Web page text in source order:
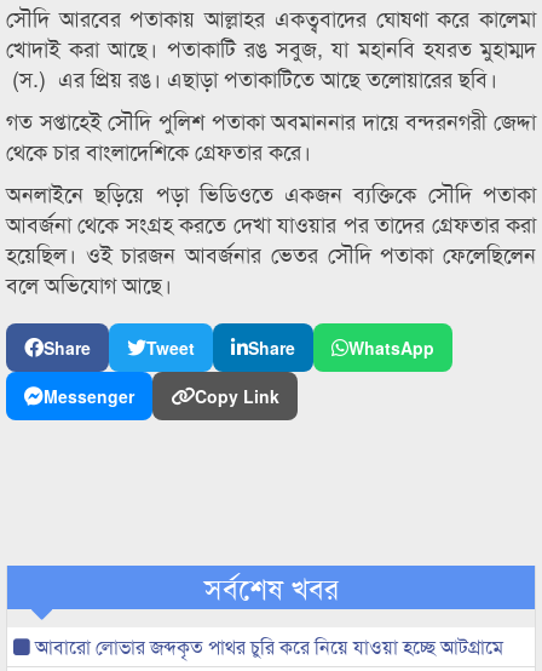
সৌদি আরবের পতাকায় আল্লাহর একত্ববাদের ঘোষণা করে কালেমা
খোদাই করা আছে। পতাকাটি রঙ সবুজ, যা মহানবি হযরত মুহাম্মদ
(স.) এর প্রিয় রঙ। এছাড়া পতাকাটিতে আছে তলোয়ারের ছবি।
গত সপ্তাহেই সৌদি পুলিশ পতাকা অবমাননার দায়ে বন্দরনগরী জেদ্দা
থেকে চার বাংলাদেশিকে গ্রেফতার করে।
অনলাইনে ছড়িয়ে পড়া ভিডিওতে একজন ব্যক্তিকে সৌদি পতাকা
আবর্জনা থেকে সংগ্রহ করতে দেখা যাওয়ার পর তাদের গ্রেফতার করা
হয়েছিল। ওই চারজন আবর্জনার ভেতর সৌদি পতাকা ফেলেছিলেন
বলে অভিযোগ আছে।
Share Tweet Share
WhatsApp
Messenger
Copy Link
সর্বশেষ খবর
আবারো লোভার জব্দকৃত পাথর চুরি করে নিয়ে যাওয়া হচ্ছে আটগ্রামে